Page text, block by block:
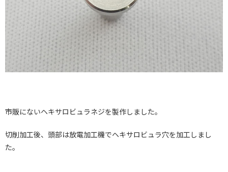
市販にないヘキサロビュラネジを製作しました。
切削加工後、頭部は放電加工機でヘキサロビュラ穴を加工しまし
た。